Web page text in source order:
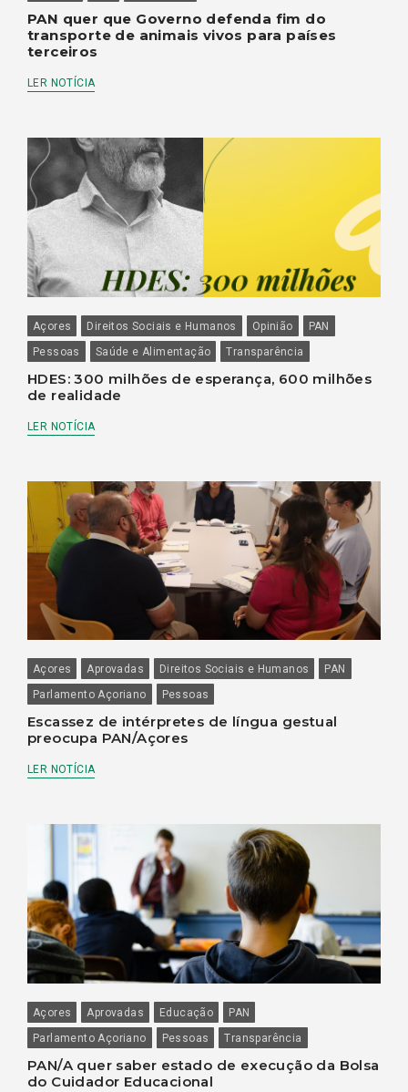
PAN quer que Governo defenda fim do
transporte de animais vivos para países
terceiros
LER NOTÍCIA
Açores Direitos Sociais e Humanos Opinião
PAN
Pessoas
Saúde e Alimentação Transparência
HDES: 300 milhões de esperança, 600 milhões
de realidade
LER NOTÍCIA
Açores Aprovadas Direitos Sociais e Humanos
PAN
Parlamento Açoriano
Pessoas
Escassez de intérpretes de língua gestual
preocupa PAN/Açores
LER NOTÍCIA
Açores Aprovadas Educação
PAN
Parlamento Açoriano
Pessoas Transparência
PAN/A quer saber estado de execução da Bolsa
do Cuidador Educacional